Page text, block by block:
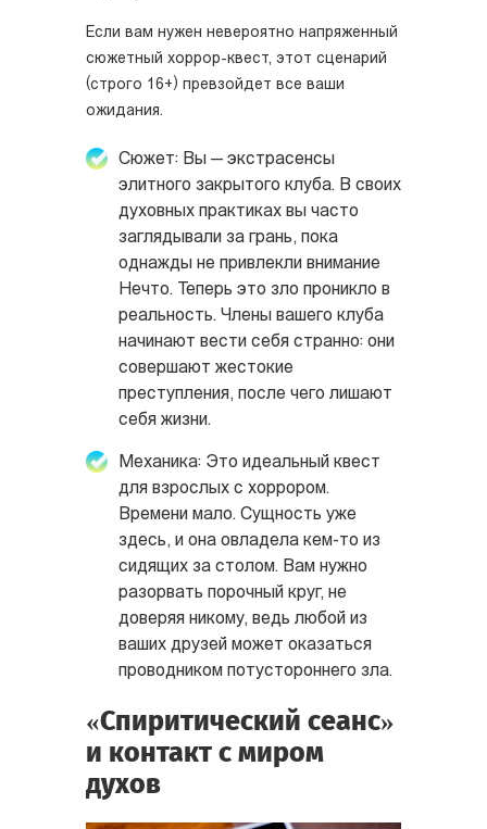
Если вам нужен невероятно напряженный
сюжетный хоррор-квест, этот сценарий
(строго 16+) превзойдет все ваши
ожидания.
Сюжет: Вы — экстрасенсы
элитного закрытого клуба. В своих
духовных практиках вы часто
заглядывали за грань, пока
однажды не привлекли внимание
Нечто. Теперь это зло проникло в
реальность. Члены вашего клуба
начинают вести себя странно: они
совершают жестокие
преступления, после чего лишают
себя жизни.
Механика: Это идеальный квест
для взрослых с хоррором.
Времени мало. Сущность уже
здесь, и она овладела кем-то из
сидящих за столом. Вам нужно
разорвать порочный круг, не
доверяя никому, ведь любой из
ваших друзей может оказаться
проводником потустороннего зла.
«Спиритический сеанс»
и контакт с миром
духов